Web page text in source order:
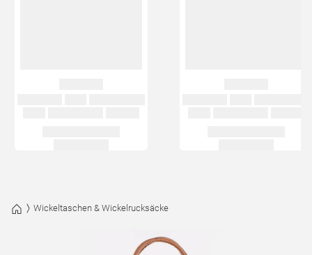
Wickeltaschen & Wickelrucksäcke